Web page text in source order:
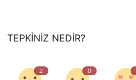
TEPKINIZ NEDIR?
2 0